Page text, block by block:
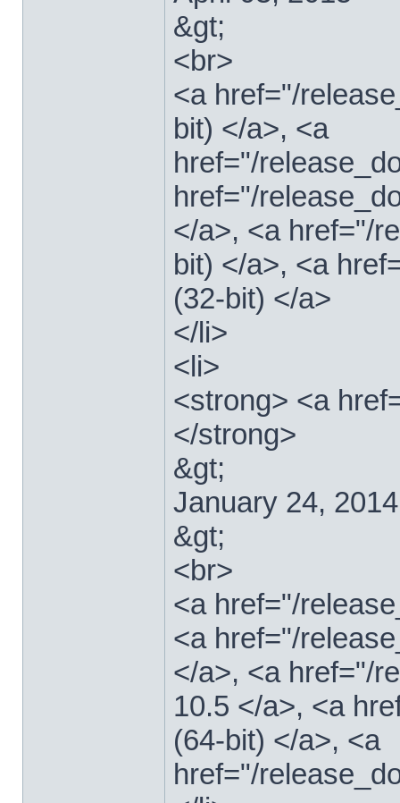
&gt;
<br>
<a href="/
bit) </a>, <a
href="/
href="/
</a>, <a href="/
bit) </a>, <a
(32-bit) </a>
</li>
<li>
<strong> <a
</strong>
&gt;
January 24, 2014
&gt;
<br>
<a href="/
<a href="/
</a>, <a href="/
10.5 </a>, <a
(64-bit) </a>, <a
href="/